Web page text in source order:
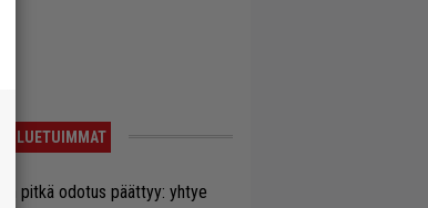
LUETUIMMAT
pitkä odotus päättyy: yhtye